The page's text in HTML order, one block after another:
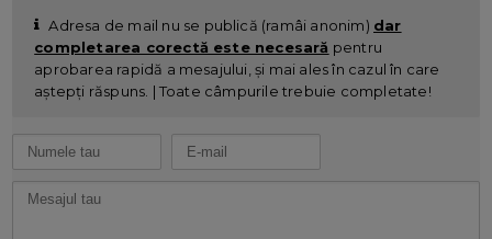
Adresa de mail nu se publică (ramâi anonim) dar
completarea corectă este necesară pentru
aprobarea rapidă a mesajului, și mai ales în cazul în care
aștepți răspuns. | Toate câmpurile trebuie completate!